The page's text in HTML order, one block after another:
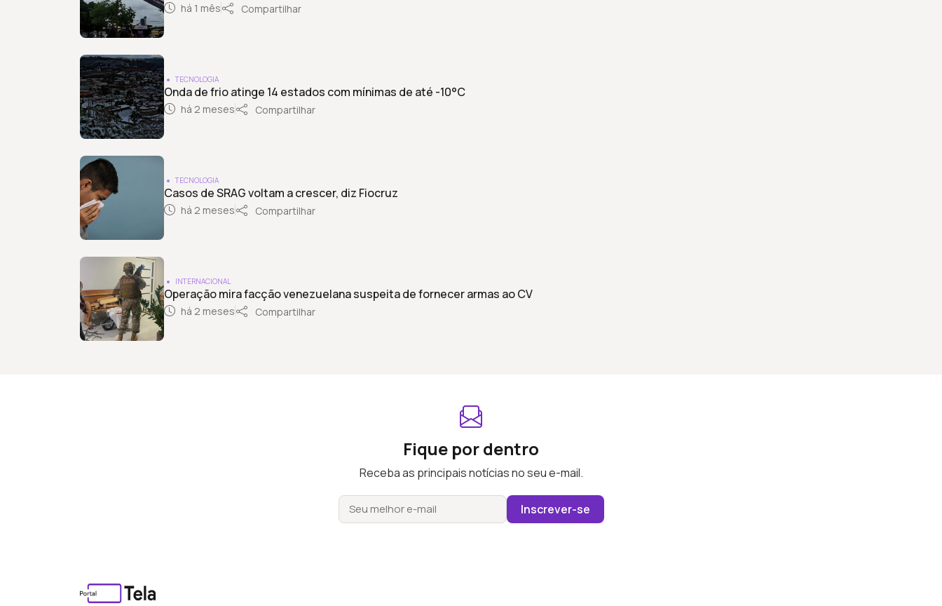
há 1 mês Compartilhar
TECNOLOGIA
Onda de frio atinge 14 estados com mínimas de até -10°C
há 2 meses Compartilhar
TECNOLOGIA
Casos de SRAG voltam a crescer, diz Fiocruz
há 2 meses Compartilhar
INTERNACIONAL
Operação mira facção venezuelana suspeita de fornecer armas ao CV
há 2 meses Compartilhar
Fique por dentro
Receba as principais notícias no seu e-mail.
Inscrever-se